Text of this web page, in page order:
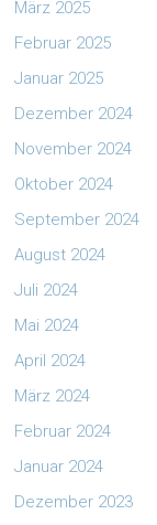
März 2025
Februar 2025
Januar 2025
Dezember 2024
November 2024
Oktober 2024
September 2024
August 2024
Juli 2024
Mai 2024
April 2024
März 2024
Februar 2024
Januar 2024
Dezember 2023